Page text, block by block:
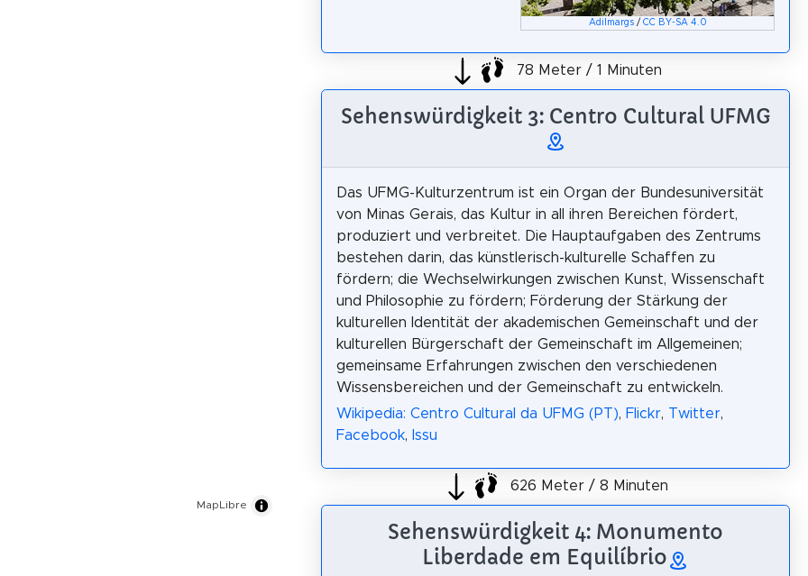
MapLibre
Adilmargs/ CC BY-SA 4.0
78 Meter / 1 Minuten
Sehenswürdigkeit 3: Centro Cultural UFMG
Das UFMG-Kulturzentrum ist ein Organ der Bundesuniversität
von Minas Gerais, das Kultur in all ihren Bereichen fördert,
produziert und verbreitet. Die Hauptaufgaben des Zentrums
bestehen darin, das künstlerisch-kulturelle Schaffen zu
fördern; die Wechselwirkungen zwischen Kunst, Wissenschaft
und Philosophie zu fördern; Förderung der Stärkung der
kulturellen Identität der akademischen Gemeinschaft und der
kulturellen Bürgerschaft der Gemeinschaft im Allgemeinen;
gemeinsame Erfahrungen zwischen den verschiedenen
Wissensbereichen und der Gemeinschaft zu entwickeln.
Wikipedia: Centro Cultural da UFMG (PT), Flickr, Twitter,
Facebook, Issu
626 Meter / 8 Minuten
Sehenswürdigkeit 4: Monumento
Liberdade em Equilíbrio